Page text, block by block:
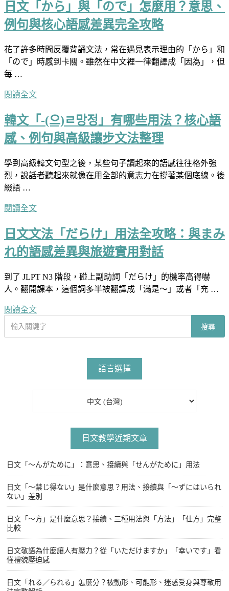
日文「から」與「ので」怎麼用？意思、
例句與核心語感差異完全攻略
花了許多時間反覆背誦文法，常在遇見表示理由的「から」和
「ので」時感到卡關。雖然在中文裡一律翻譯成「因為」，但
每 …
閱讀全文
韓文「-(으)ㄹ망정」有哪些用法？核心語
感、例句與高級讓步文法整理
學到高級韓文句型之後，某些句子讀起來的語感往往格外強
烈，說話者聽起來就像在用全部的意志力在撐著某個底線。後
綴語 …
閱讀全文
日文文法「だらけ」用法全攻略：與まみ
れ的語感差異與旅遊實用對話
到了 JLPT N3 階段，碰上副助詞「だらけ」的機率高得嚇
人。翻開課本，這個詞多半被翻譯成「滿是～」或者「充 …
閱讀全文
搜尋
語言選擇
日文教學近期文章
日文「〜んがために」：意思、接續與「せんがために」用法
日文「〜禁じ得ない」是什麼意思？用法、接續與「〜ずにはいられ
ない」差別
日文「〜方」是什麼意思？接續、三種用法與「方法」「仕方」完整
比較
日文敬語為什麼讓人有壓力？從「いただけますか」「幸いです」看
懂禮貌壓迫感
日文「れる／られる」怎麼分？被動形、可能形、迷惑受身與尊敬用